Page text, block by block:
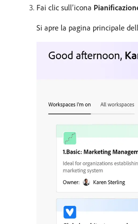
Fai clic sull’icona
Si apre la pagina principale